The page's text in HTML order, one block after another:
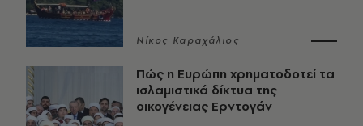
Νίκος Καραχάλιος
Πώς η Ευρώπη χρηματοδοτεί τα
ισλαμιστικά δίκτυα της
οικογένειας Ερντογάν